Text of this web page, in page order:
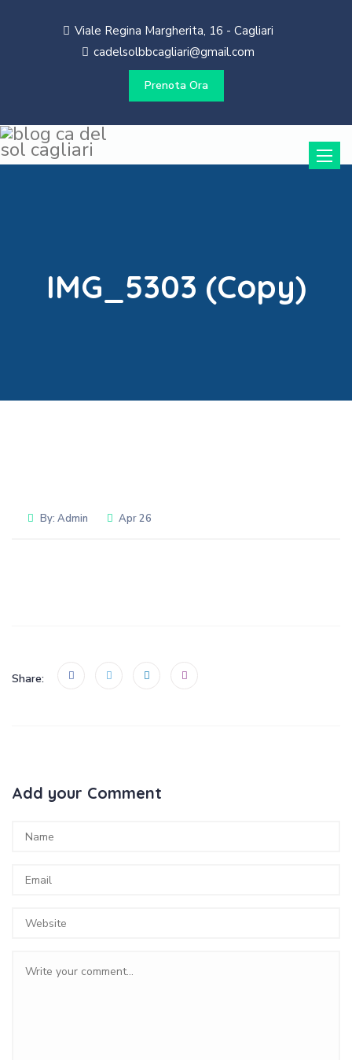
Viale Regina Margherita, 16 - Cagliari
cadelsolbbcagliari@gmail.com
Prenota Ora
Toggle
IMG_5303 (Copy)
By: Admin Apr 26
Share:
Add your Comment